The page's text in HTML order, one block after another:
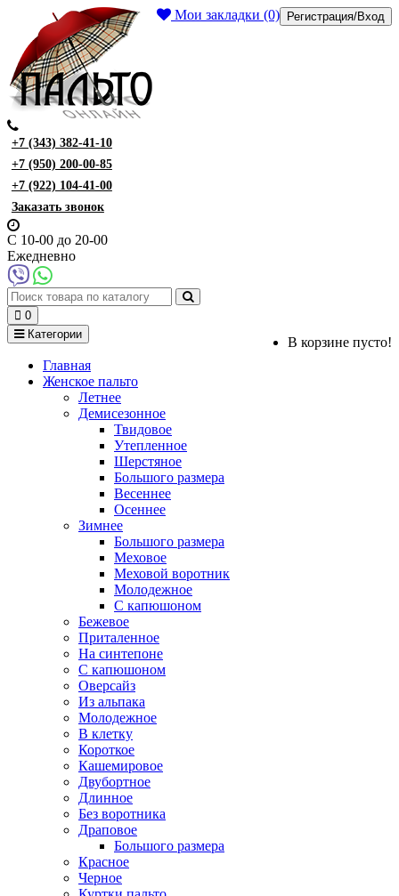
Регистрация/Вход
Мои закладки (0)
+7 (343) 382-41-10
+7 (950) 200-00-85
+7 (922) 104-41-00
Заказать звонок
С 10-00 до 20-00
Ежедневно
0
В корзине пусто!
Категории
Главная
Женское пальто
Летнее
Демисезонное
Твидовое
Утепленное
Шерстяное
Большого размера
Весеннее
Осеннее
Зимнее
Большого размера
Меховое
Меховой воротник
Молодежное
С капюшоном
Бежевое
Приталенное
На синтепоне
С капюшоном
Оверсайз
Из альпака
Молодежное
В клетку
Короткое
Кашемировое
Двубортное
Длинное
Без воротника
Драповое
Большого размера
Красное
Черное